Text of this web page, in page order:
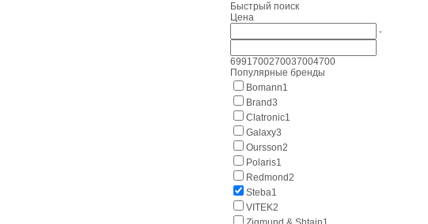
Быстрый поиск
Цена
-
6991700270037004700
Популярные бренды
Bomann1
Brand3
Clatronic1
Galaxy3
Oursson2
Polaris1
Redmond2
Steba1
VITEK2